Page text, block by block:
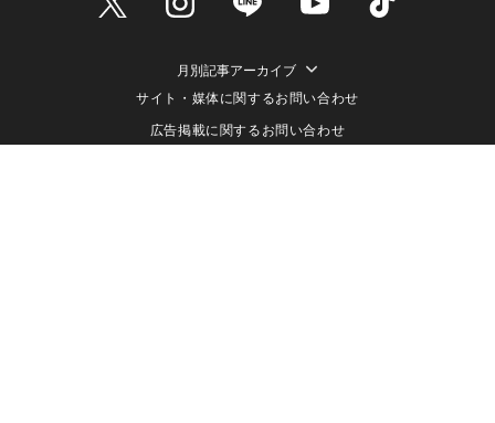
月別記事アーカイブ
サイト・媒体に関するお問い合わせ
広告掲載に関するお問い合わせ